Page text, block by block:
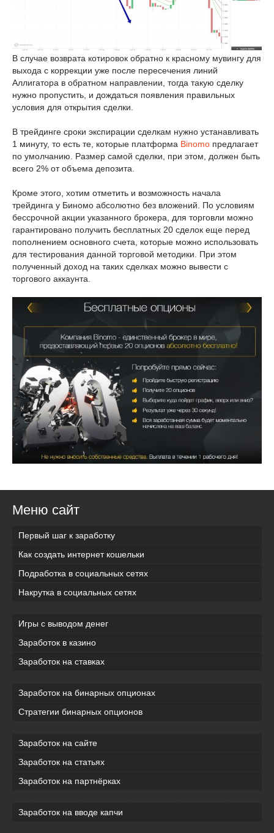
В случае возврата котировок обратно к красному мувингу для
выхода с коррекции уже после пересечения линий
Аллигатора в обратном направлении, тогда такую сделку
нужно пропустить, и дождаться появления правильных
условия для открытия сделки.
В трейдинге сроки экспирации сделкам нужно устанавливать
1 минуту, то есть те, которые платформа Binomo предлагает
по умолчанию. Размер самой сделки, при этом, должен быть
всего 2% от объема депозита.
Кроме этого, хотим отметить и возможность начала
трейдинга у Биномо абсолютно без вложений. По условиям
бессрочной акции указанного брокера, для торговли можно
гарантировано получить бесплатных 20 сделок еще перед
пополнением основного счета, которые можно использовать
для тестирования данной торговой методики. При этом
полученный доход на таких сделках можно вывести с
торгового аккаунта.
Меню сайт
Первый шаг к заработку
Как создать интернет кошельки
Подработка в социальных сетях
Накрутка в социальных сетях
Игры с выводом денег
Заработок в казино
Заработок на ставках
Заработок на бинарных опционах
Стратегии бинарных опционов
Заработок на сайте
Заработок на статьях
Заработок на партнёрках
Заработок на вводе капчи